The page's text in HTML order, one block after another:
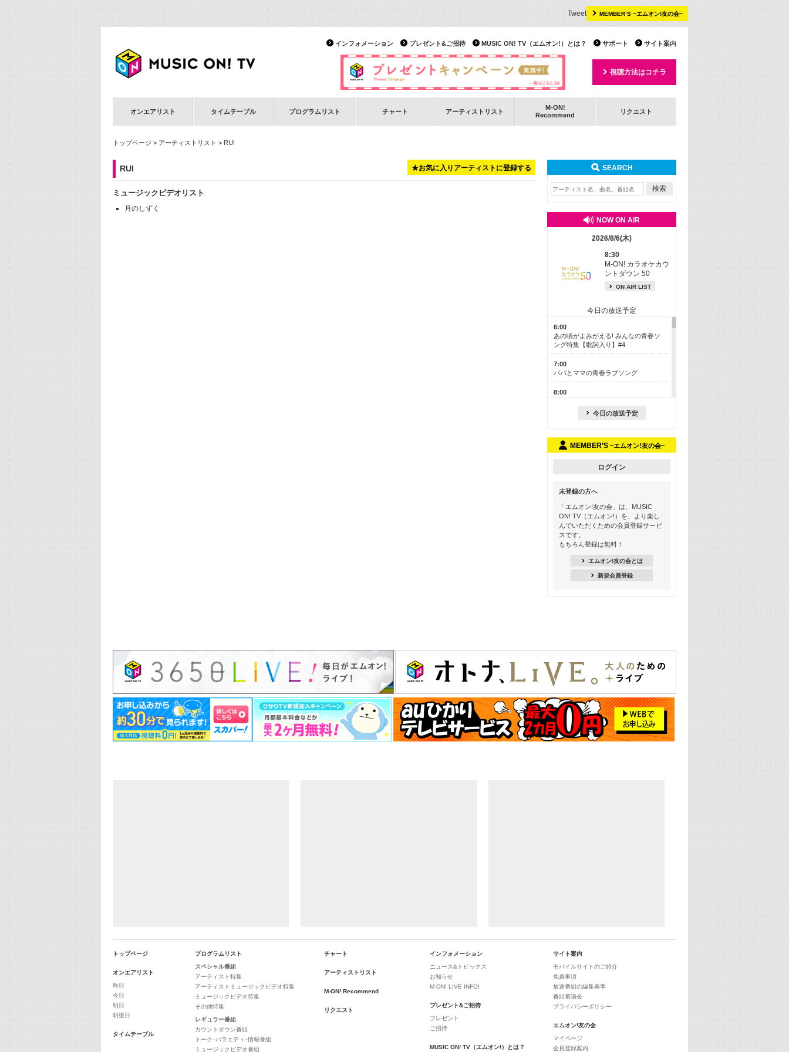
MEMBER’S ~エムオン!友の会~
Tweet
サイト案内
サポート
MUSIC ON! TV（エムオン!）とは？
プレゼント&ご招待
インフォメーション
視聴方法はコチラ
オンエアリスト タイムテーブル プログラムリスト チャート アーティストリスト
M-ON!
Recommend
リクエスト
トップページ > アーティストリスト > RUI
★お気に入りアーティストに登録する
RUI
ミュージックビデオリスト
月のしずく
SEARCH
NOW ON AIR
2026/8/6(木)
8:30
M-ON! カラオケカウ
ントダウン 50
ON AIR LIST
今日の放送予定
6:00
あの頃がよみがえる! みんなの青春ソ
ング特集【歌詞入り】#4
7:00
パパとママの青春ラブソング
8:00
13:00
15:30
この夏聴きたい! サマーソングメドレ
ー【歌詞入り】 #4
16:30
あのころK-POPヒッツ! 2021年
22:00
大人のための名曲セレクション ～バン
ド編～【歌詞入り】
22:30
今推したい! エムオン!おすすめミュー
ジックビデオ特集＜#28＞
23:00
今日の放送予定
MEMBER’S ~エムオン!友の会~
ログイン
未登録の方へ
「エムオン!友の会」は、MUSIC
ON! TV（エムオン!）を、より楽し
んでいただくための会員登録サービ
スです。
もちろん登録は無料！
エムオン!友の会とは
新規会員登録
トップページ
オンエアリスト
昨日
今日
明日
明後日
タイムテーブル
プログラムリスト
スペシャル番組
アーティスト特集
アーティストミュージックビデオ特集
ミュージックビデオ特集
その他特集
レギュラー番組
カウントダウン番組
トーク･バラエティ･情報番組
ミュージックビデオ番組
チャート
アーティストリスト
M-ON! Recommend
リクエスト
インフォメーション
ニュース&トピックス
お知らせ
M-ON! LIVE INFO!
プレゼント&ご招待
プレゼント
ご招待
MUSIC ON! TV（エムオン!）とは？
サイト案内
モバイルサイトのご紹介
免責事項
放送番組の編集基準
番組審議会
プライバシーポリシー
エムオン!友の会
マイページ
会員登録案内